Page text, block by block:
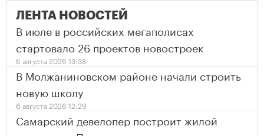
ЛЕНТА НОВОСТЕЙ
В июле в российских мегаполисах
стартовало 26 проектов новостроек
6 августа 2026 13:38
В Молжаниновском районе начали строить
новую школу
6 августа 2026 12:29
Самарский девелопер построит жилой